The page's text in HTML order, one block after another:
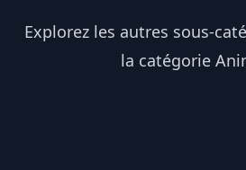
Explorez les autres sous-
la catégorie